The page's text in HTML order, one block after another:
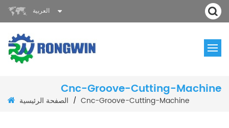
العربية
Cnc-Groove-Cutting-Machine
الصفحة الرئيسية / Cnc-Groove-Cutting-Machine